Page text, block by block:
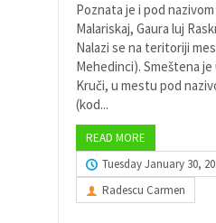
Poznata je i pod
Malariskaj, Gaura luj
Nalazi se na teritoriji
Mehedinci). Smeštena
Kruči, u mestu pod
(kod...
READ MORE
Tuesday January 30,
Radescu Carmen